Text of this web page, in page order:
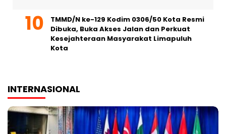
TMMD/N ke-129 Kodim 0306/50 Kota Resmi
Dibuka, Buka Akses Jalan dan Perkuat
Kesejahteraan Masyarakat Limapuluh
Kota
INTERNASIONAL